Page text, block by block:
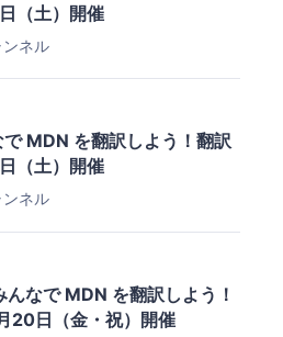
（土）開催
ネル
で MDN を翻訳しよう！翻訳
（土）開催
ネル
なで MDN を翻訳しよう！
20日（金・祝）開催